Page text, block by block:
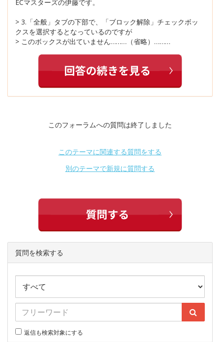
ECマスターズの伊藤です。
> 3.「全般」タブの下部で、「ブロック解除」チェックボッ
クスを選択するとなっているのですが
> このボックスが出ていません………（省略）………
このフォーラムへの質問は終了しました
このテーマに関連する質問をする
別のテーマで新規に質問する
質問を検索する
返信も検索対象にする